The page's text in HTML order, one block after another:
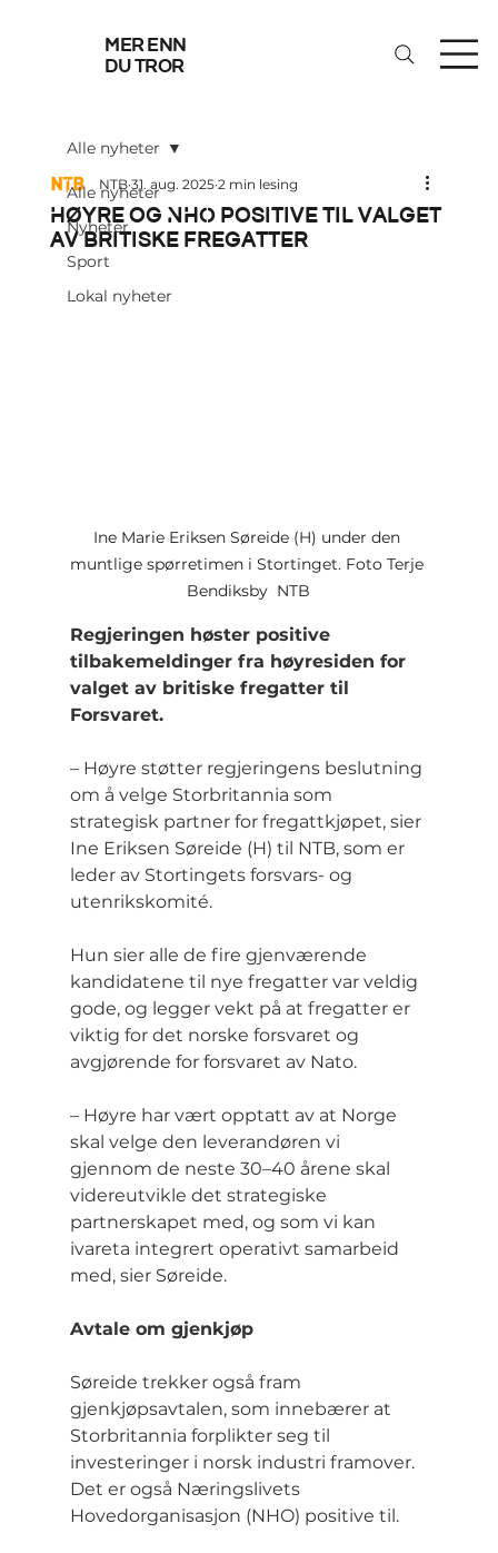
mer enn
du tror
Alle nyheter
Nyheter
Sport
Lokal nyheter
Alle nyheter
Høyre og NHO positive til valget
av britiske fregatter
NTB 31. aug. 2025 2 min lesing
Ine Marie Eriksen Søreide (H) under den
muntlige spørretimen i Stortinget. Foto Terje
Bendiksby  NTB
Regjeringen høster positive
tilbakemeldinger fra høyresiden for
valget av britiske fregatter til
Forsvaret.
– Høyre støtter regjeringens beslutning
om å velge Storbritannia som
strategisk partner for fregattkjøpet, sier
Ine Eriksen Søreide (H) til NTB, som er
leder av Stortingets forsvars- og
utenrikskomité.
Hun sier alle de fire gjenværende
kandidatene til nye fregatter var veldig
gode, og legger vekt på at fregatter er
viktig for det norske forsvaret og
avgjørende for forsvaret av Nato.
– Høyre har vært opptatt av at Norge
skal velge den leverandøren vi
gjennom de neste 30–40 årene skal
videreutvikle det strategiske
partnerskapet med, og som vi kan
ivareta integrert operativt samarbeid
med, sier Søreide.
Avtale om gjenkjøp
Søreide trekker også fram
gjenkjøpsavtalen, som innebærer at
Storbritannia forplikter seg til
investeringer i norsk industri framover.
Det er også Næringslivets
Hovedorganisasjon (NHO) positive til.